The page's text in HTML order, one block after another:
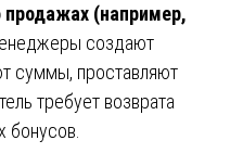
(например,
создают
суммы, проставляют
требует возврата
бонусов.